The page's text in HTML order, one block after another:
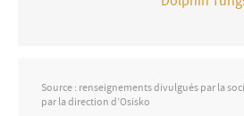
Source : renseignements divulgués par la
par la direction d’Osisko